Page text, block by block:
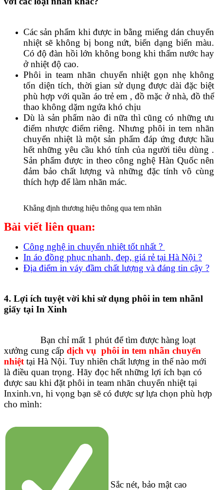
Các sản phẩm khi được in bằng miếng dán chuyển
nhiệt sẽ không bị bong nứt, biến dạng biến màu.
Có độ đàn hồi lớn không bong khi thấm nước hay
ở nhiệt độ cao.
Phôi in team nhãn chuyển nhiệt gọn nhẹ không
tốn diện tích, thời gian sử dụng được dài đặc biệt
phù hợp với quần áo trẻ em , đồ mặc ở nhà, đồ thể
thao không dặm ngứa khó chịu
Dù là sản phẩm nào đi nữa thì cũng có những ưu
điểm nhược điểm riêng. Nhưng phôi in tem nhãn
chuyển nhiệt là một sản phẩm đáp ứng được hầu
hết những yêu cầu khó tính của người tiêu dùng .
Sản phẩm được in theo công nghệ Hàn Quốc nên
đảm bảo chất lượng và những đặc tính vô cùng
thích hợp để làm nhãn mác.
Khẳng định thương hiệu thông qua tem nhãn
Bài viết liên quan:
Công nghệ in chuyển nhiệt tốt nhất ?
In áo đồng phục nhanh, đẹp, giá rẻ tại Hà Nội ?
Địa điểm in váy đầm chất lượng và đáng tin cậy ?
4. Lợi ích tuyệt vời khi sử dụng phôi in tem nhãnl
giấy tại In Xinh
Bạn chỉ mất 1 phút để tìm được hàng loạt
xưởng cung cấp dịch vụ phôi in tem nhãn chuyển
nhiệt tại Hà Nội. Tuy nhiên chất lượng in thế nào mới
là điều quan trọng. Hãy đọc hết những lợi ích bạn có
được sau khi đặt phôi in team nhãn chuyển nhiệt tại
Inxinh.vn, hi vọng bạn sẽ có được sự lựa chọn phù hợp
cho mình:
Sắc nét, bảo mật cao